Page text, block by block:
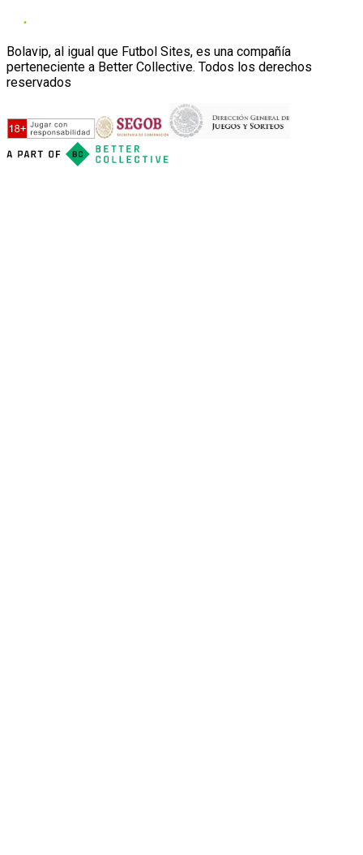
Bolavip, al igual que Futbol Sites, es una compañía
perteneciente a Better Collective. Todos los derechos
reservados